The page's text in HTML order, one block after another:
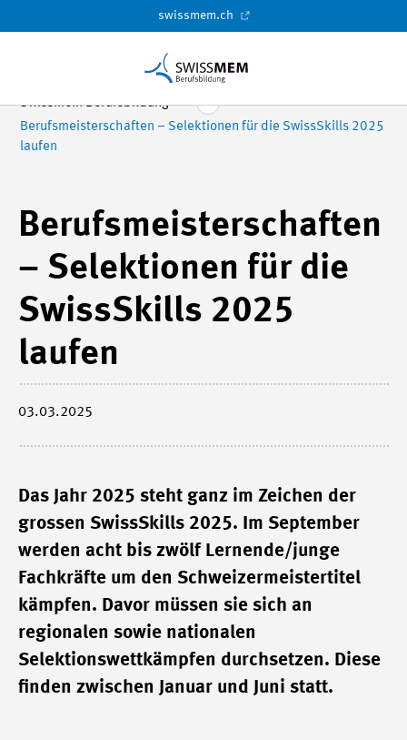
swissmem.ch
Swissmem Berufsbildung
Berufsmeisterschaften – Selektionen für die SwissSkills 2025
laufen
Berufsmeisterschaften
– Selektionen für die
SwissSkills 2025
laufen
03.03.2025
Das Jahr 2025 steht ganz im Zeichen der
grossen SwissSkills 2025. Im September
werden acht bis zwölf Lernende/junge
Fachkräfte um den Schweizermeistertitel
kämpfen. Davor müssen sie sich an
regionalen sowie nationalen
Selektionswettkämpfen durchsetzen. Diese
finden zwischen Januar und Juni statt.